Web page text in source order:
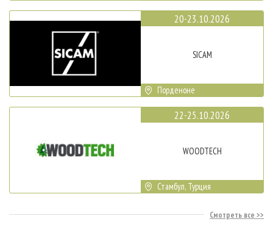
20-23.10.2026
SICAM
Порденоне
22-25.10.2026
WOODTECH
Стамбул, Турция
Смотреть все